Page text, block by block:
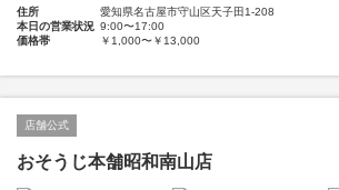
住所
愛知県名古屋市守山区天子田1-208
本日の営業状況 9:00〜17:00
価格帯
￥1,000〜￥13,000
店舗公式
おそうじ本舗昭和南山店